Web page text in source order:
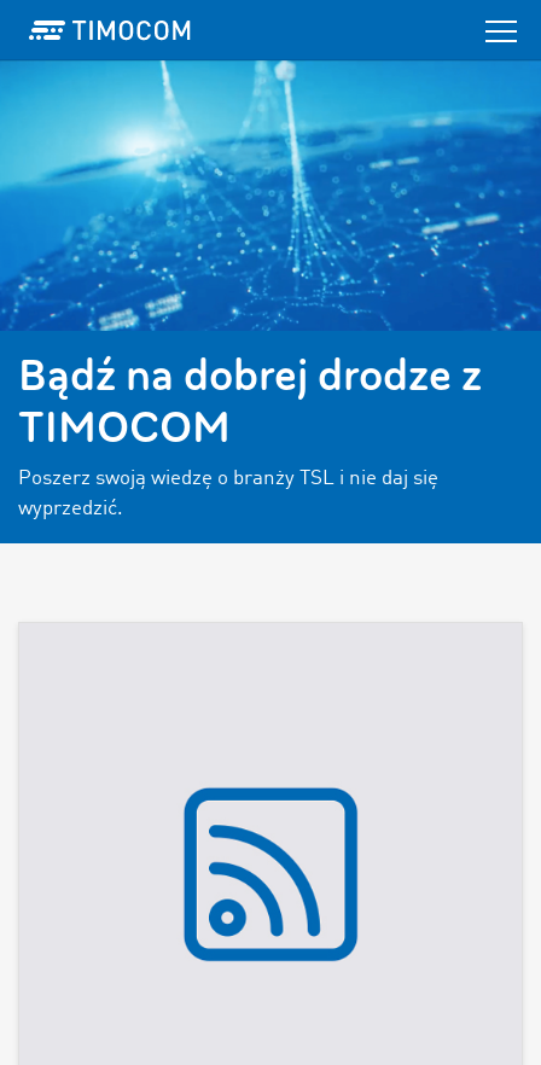
Bądź na dobrej drodze z
TIMOCOM
Poszerz swoją wiedzę o branży TSL i nie daj się
wyprzedzić.